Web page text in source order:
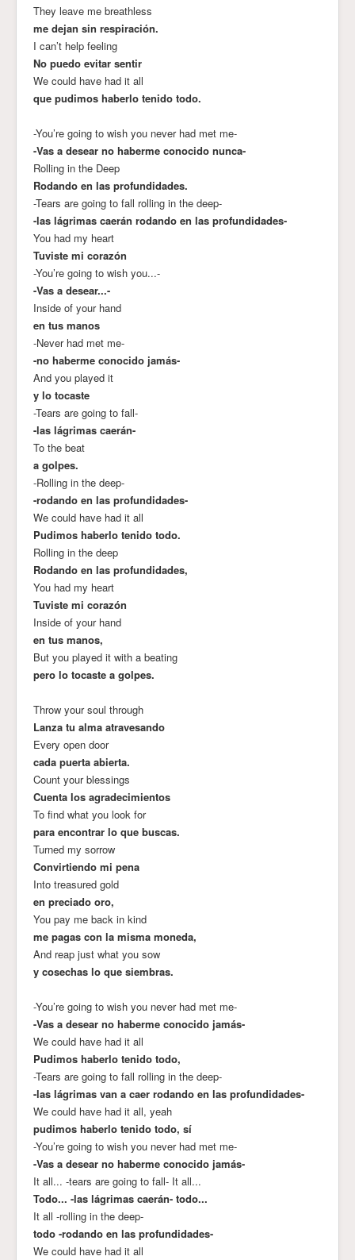
They leave me breathless
me dejan sin respiración.
I can’t help feeling
No puedo evitar sentir
We could have had it all
que pudimos haberlo tenido todo.
-You’re going to wish you never had met me-
-Vas a desear no haberme conocido nunca-
Rolling in the Deep
Rodando en las profundidades.
-Tears are going to fall rolling in the deep-
-las lágrimas caerán rodando en las profundidades-
You had my heart
Tuviste mi corazón
-You’re going to wish you...-
-Vas a desear...-
Inside of your hand
en tus manos
-Never had met me-
-no haberme conocido jamás-
And you played it
y lo tocaste
-Tears are going to fall-
-las lágrimas caerán-
To the beat
a golpes.
-Rolling in the deep-
-rodando en las profundidades-
We could have had it all
Pudimos haberlo tenido todo.
Rolling in the deep
Rodando en las profundidades,
You had my heart
Tuviste mi corazón
Inside of your hand
en tus manos,
But you played it with a beating
pero lo tocaste a golpes.
Throw your soul through
Lanza tu alma atravesando
Every open door
cada puerta abierta.
Count your blessings
Cuenta los agradecimientos
To find what you look for
para encontrar lo que buscas.
Turned my sorrow
Convirtiendo mi pena
Into treasured gold
en preciado oro,
You pay me back in kind
me pagas con la misma moneda,
And reap just what you sow
y cosechas lo que siembras.
-You’re going to wish you never had met me-
-Vas a desear no haberme conocido jamás-
We could have had it all
Pudimos haberlo tenido todo,
-Tears are going to fall rolling in the deep-
-las lágrimas van a caer rodando en las profundidades-
We could have had it all, yeah
pudimos haberlo tenido todo, sí
-You’re going to wish you never had met me-
-Vas a desear no haberme conocido jamás-
It all... -tears are going to fall- It all...
Todo... -las lágrimas caerán- todo...
It all -rolling in the deep-
todo -rodando en las profundidades-
We could have had it all